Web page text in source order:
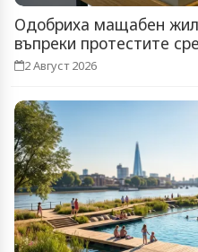
Одобриха мащабен
въпреки протестите
2 Август 2026